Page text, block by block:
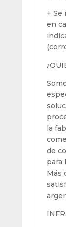
+ Se
en
la
de
para
Más